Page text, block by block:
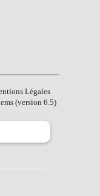
Légales
(version 6.5)